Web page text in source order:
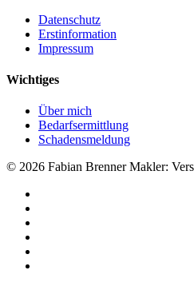
Datenschutz
Erstinformation
Impressum
Wichtiges
Über mich
Bedarfsermittlung
Schadensmeldung
© 2026 Fabian Brenner Makler: